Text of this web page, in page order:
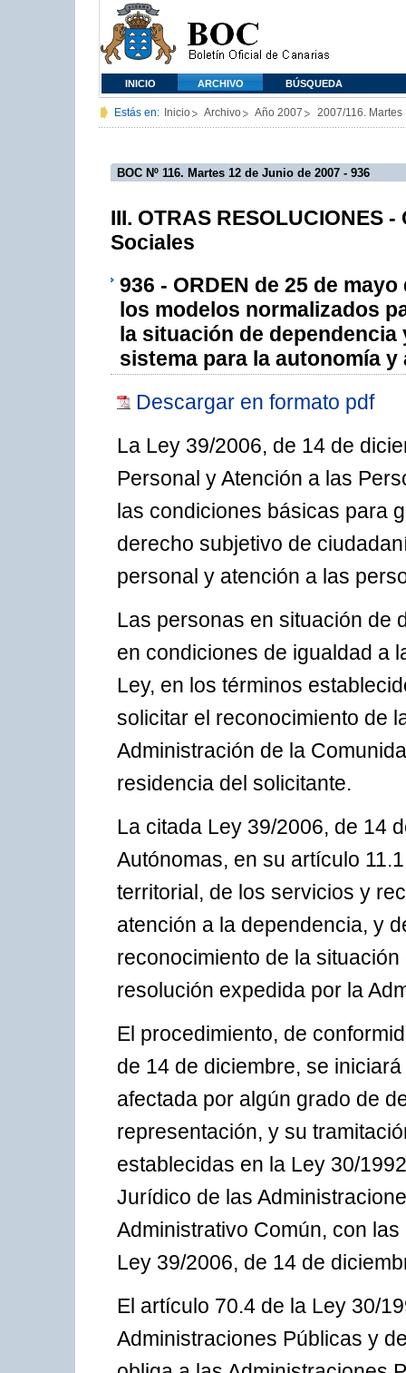
INICIO ARCHIVO BÚSQUEDA
Estás en: Inicio Archivo Año 2007 2007/116.
BOC Nº 116. Martes 12 de Junio de 2007 - 936
III. OTRAS RESOLUCIONES
Sociales
936 - ORDEN de 25 de
los modelos normalizados
la situación de
sistema para la autonomía
Descargar en formato pdf
La Ley 39/2006, de 14 de
Personal y Atención a las
las condiciones básicas para
derecho subjetivo de
personal y atención a las
Las personas en situación de
en condiciones de igualdad a
Ley, en los términos
solicitar el reconocimiento de
Administración de la
residencia del solicitante.
La citada Ley 39/2006, de 14
Autónomas, en su artículo
territorial, de los servicios y
atención a la dependencia, y
reconocimiento de la
resolución expedida por la
El procedimiento, de
de 14 de diciembre, se
afectada por algún grado de
representación, y su
establecidas en la Ley 30/
Jurídico de las
Administrativo Común, con
Ley 39/2006, de 14 de
El artículo 70.4 de la Ley 30/
Administraciones Públicas y